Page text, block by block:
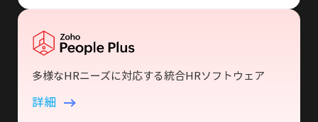
多様なHRニーズに対応する統合HRソフトウェア
詳細